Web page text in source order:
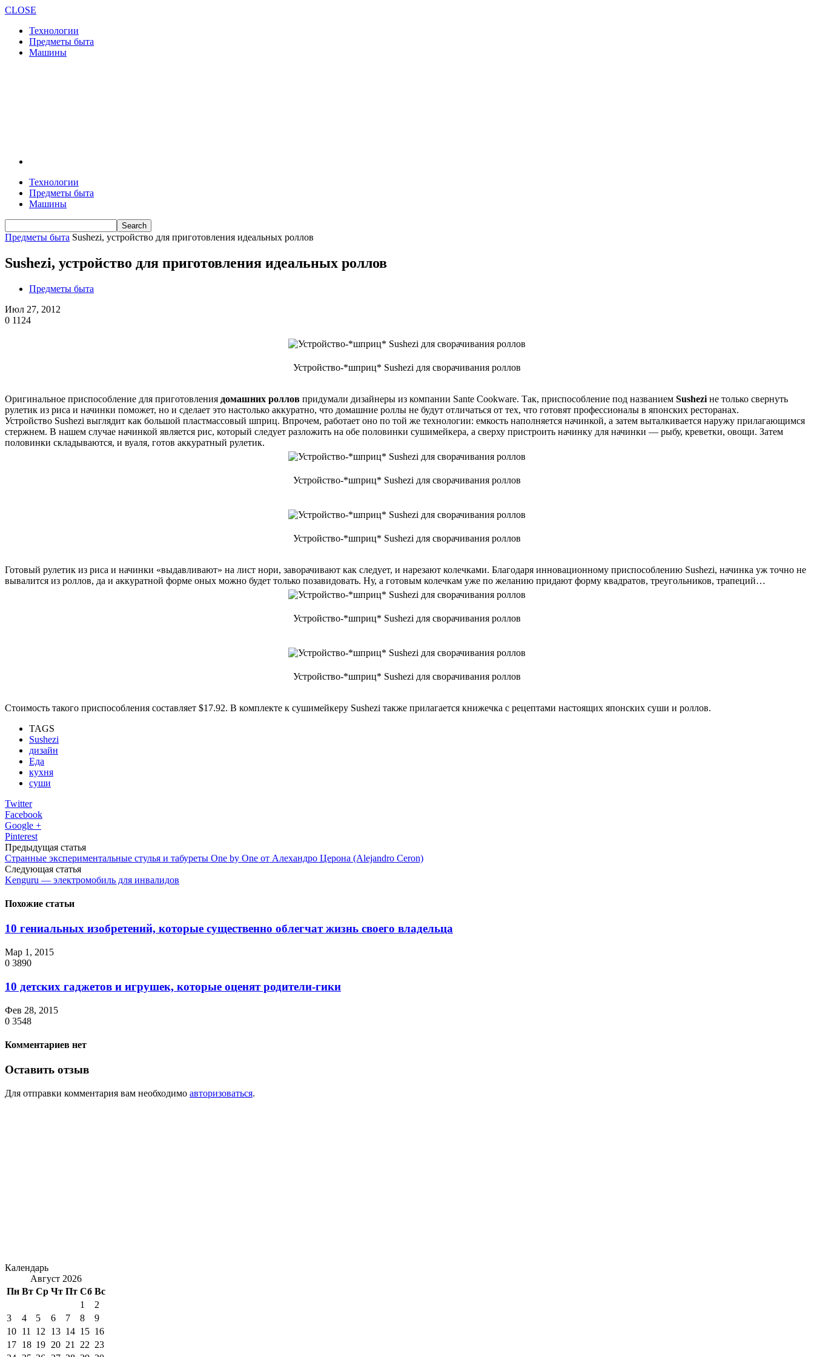
CLOSE
Технологии
Предметы быта
Машины
Технологии
Предметы быта
Машины
Предметы быта Sushezi, устройство для приготовления идеальных роллов
Sushezi, устройство для приготовления идеальных роллов
Предметы быта
Июл 27, 2012
0 1124
Устройство-*шприц* Sushezi для сворачивания роллов
Оригинальное приспособление для приготовления домашних роллов придумали дизайнеры из компании Sante Cookware. Так, приспособление под названием Sushezi не только свернуть
рулетик из риса и начинки поможет, но и сделает это настолько аккуратно, что домашние роллы не будут отличаться от тех, что готовят профессионалы в японских ресторанах.
Устройство Sushezi выглядит как большой пластмассовый шприц. Впрочем, работает оно по той же технологии: емкость наполняется начинкой, а затем выталкивается наружу прилагающимся
стержнем. В нашем случае начинкой является рис, который следует разложить на обе половинки сушимейкера, а сверху пристроить начинку для начинки — рыбу, креветки, овощи. Затем
половинки складываются, и вуаля, готов аккуратный рулетик.
Устройство-*шприц* Sushezi для сворачивания роллов
Устройство-*шприц* Sushezi для сворачивания роллов
Готовый рулетик из риса и начинки «выдавливают» на лист нори, заворачивают как следует, и нарезают колечками. Благодаря инновационному приспособлению Sushezi, начинка уж точно не
вывалится из роллов, да и аккуратной форме оных можно будет только позавидовать. Ну, а готовым колечкам уже по желанию придают форму квадратов, треугольников, трапеций…
Устройство-*шприц* Sushezi для сворачивания роллов
Устройство-*шприц* Sushezi для сворачивания роллов
Стоимость такого приспособления составляет $17.92. В комплекте к сушимейкеру Sushezi также прилагается книжечка с рецептами настоящих японских суши и роллов.
TAGS
Sushezi
дизайн
Еда
кухня
суши
Twitter
Facebook
Google +
Pinterest
Предыдущая статья
Странные экспериментальные стулья и табуреты One by One от Алехандро Церона (Alejandro Ceron)
Следующая статья
Kenguru — электромобиль для инвалидов
Похожие статьи
10 гениальных изобретений, которые существенно облегчат жизнь своего владельца
Мар 1, 2015
0 3890
10 детских гаджетов и игрушек, которые оценят родители-гики
Фев 28, 2015
0 3548
Комментариев нет
Оставить отзыв
Для отправки комментария вам необходимо авторизоваться.
Календарь
Август 2026
Пн Вт Ср Чт Пт Сб Вс
1
2
3
4 5 6 7 8
9
10 11 12 13 14 15 16
17 18 19 20 21 22 23